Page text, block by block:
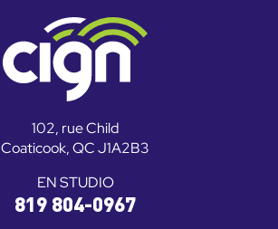
102, rue Child
Coaticook, QC J1A2B3
EN STUDIO
819 804-0967